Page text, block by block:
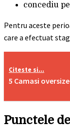
concediu
Pentru aceste
care a efectuat
Citeste si...
5 Camasi
Punctele